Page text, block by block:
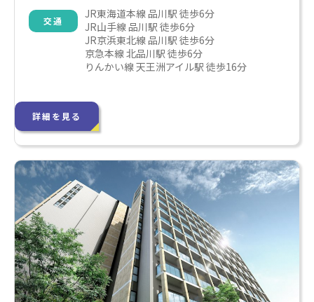
交通
JR東海道本線 品川駅 徒歩6分
JR山手線 品川駅 徒歩6分
JR京浜東北線 品川駅 徒歩6分
京急本線 北品川駅 徒歩6分
りんかい線 天王洲アイル駅 徒歩16分
詳細を見る